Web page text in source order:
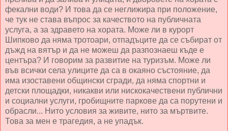
фекални води? И това да се неглижира при положение,
че тук не става въпрос за качеството на публичната
услуга, а за здравето на хората. Може ли в курорт
Шипково да няма тротоари, отпадъците да се събират от
дъжд на вятър и да не можеш да разпознаеш къде е
центъра? И говорим за развитие на туризъм. Може ли
във всички села улиците да са в окаяно състояние, да
има изоставени общински сгради, да няма спортни и
детски площадки, никакви или нискокачествени публични
и социални услуги, гробищните паркове да са порутени и
обрасли... Нито условия за живите, нито за мъртвите.
Това за мен е трагедия, а не упадък.